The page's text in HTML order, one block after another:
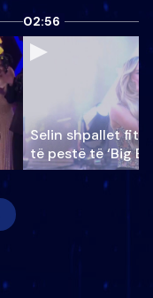
02:56
Selin shpallet
të pestë të ‘Big